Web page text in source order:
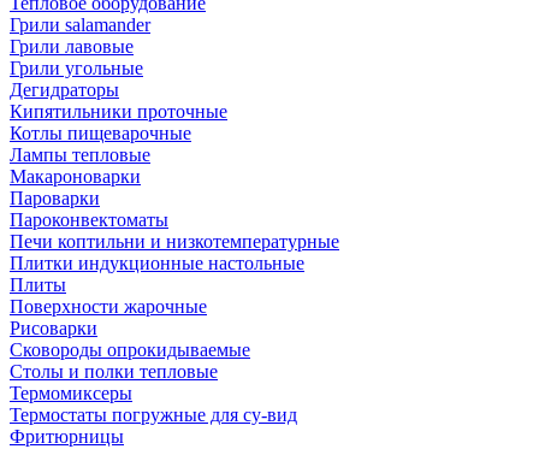
Грили salamander
Грили лавовые
Грили угольные
Дегидраторы
Кипятильники проточные
Котлы пищеварочные
Лампы тепловые
Макароноварки
Пароварки
Пароконвектоматы
Печи коптильни и низкотемпературные
Плитки индукционные настольные
Плиты
Поверхности жарочные
Рисоварки
Сковороды опрокидываемые
Столы и полки тепловые
Термомиксеры
Термостаты погружные для су-вид
Фритюрницы